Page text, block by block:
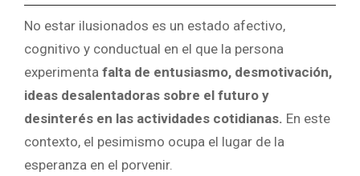
No estar ilusionados es un estado afectivo,
cognitivo y conductual en el que la persona
experimenta falta de entusiasmo, desmotivación,
ideas desalentadoras sobre el futuro y
desinterés en las actividades cotidianas. En este
contexto, el pesimismo ocupa el lugar de la
esperanza en el porvenir.